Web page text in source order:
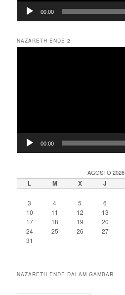
00:00
NAZARETH ENDE 2
00:00
AGOSTO 2026
L M X J
3
4 5 6
10
11 12 13
17
18 19 20
24
25 26 27
31
NAZARETH ENDE DALAM GAMBAR